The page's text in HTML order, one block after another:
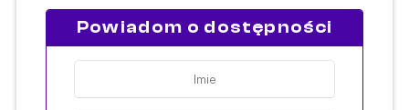
Powiadom o dostępności